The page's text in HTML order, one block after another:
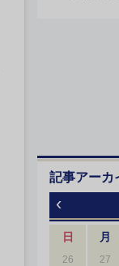
記事アーカ
‹
日 月
26 27